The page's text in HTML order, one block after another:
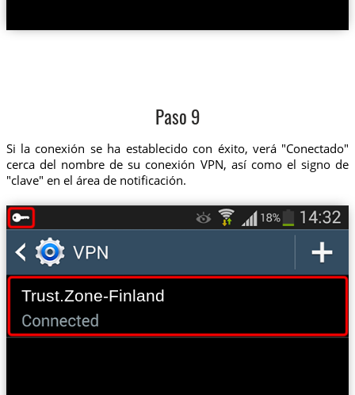
Paso 9
Si la conexión se ha establecido con éxito, verá "Conectado"
cerca del nombre de su conexión VPN, así como el signo de
"clave" en el área de notificación.
Trust.Zone-Finland